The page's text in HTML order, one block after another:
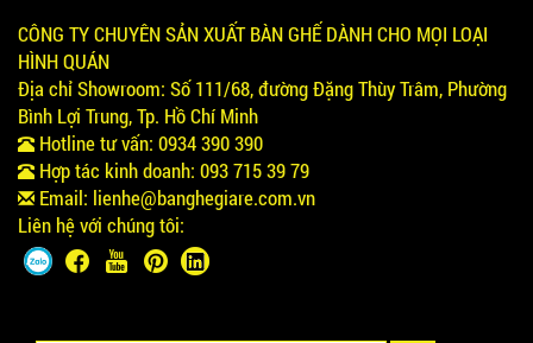
CÔNG TY CHUYÊN SẢN XUẤT BÀN GHẾ DÀNH CHO MỌI LOẠI
HÌNH QUÁN
Địa chỉ Showroom: Số 111/68, đường Đặng Thùy Trâm, Phường
Bình Lợi Trung, Tp. Hồ Chí Minh
Hotline tư vấn: 0934 390 390
Hợp tác kinh doanh: 093 715 39 79
Email: lienhe@banghegiare.com.vn
Liên hệ với chúng tôi: